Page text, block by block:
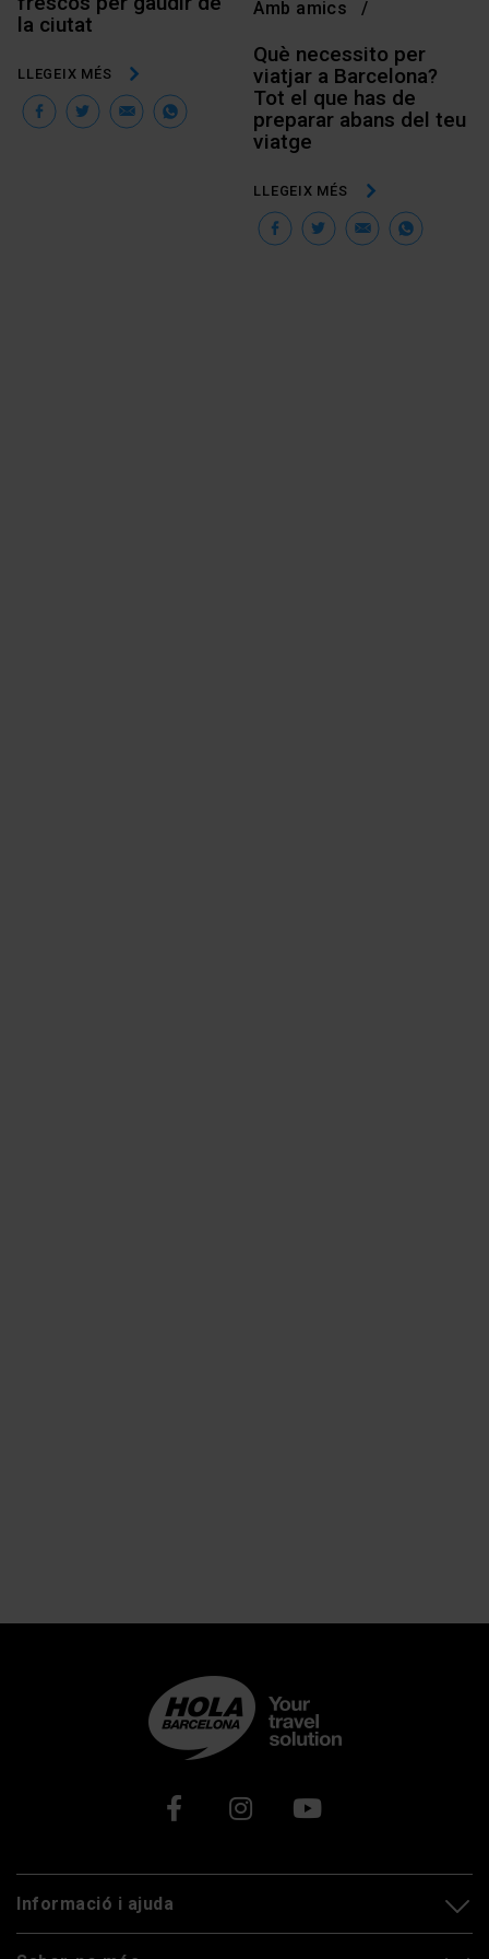
la ciutat
LLEGEIX MÉS
Facebook
Twitter
EmailWhatsApp
Amb amics
Què necessito per
viatjar a Barcelona?
Tot el que has de
preparar abans del teu
viatge
LLEGEIX MÉS
Facebook
Twitter
Email
Xarxes socials
Informació i ajuda